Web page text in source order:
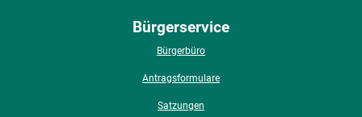
Bürgerservice
Bürgerbüro
Antragsformulare
Satzungen